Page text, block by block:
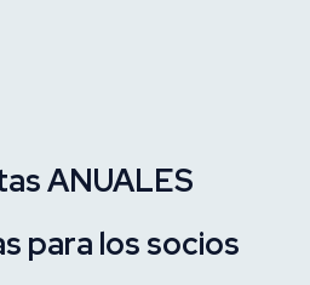
ANUALES
para los socios